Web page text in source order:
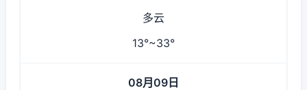
多云
13°~33°
08月09日